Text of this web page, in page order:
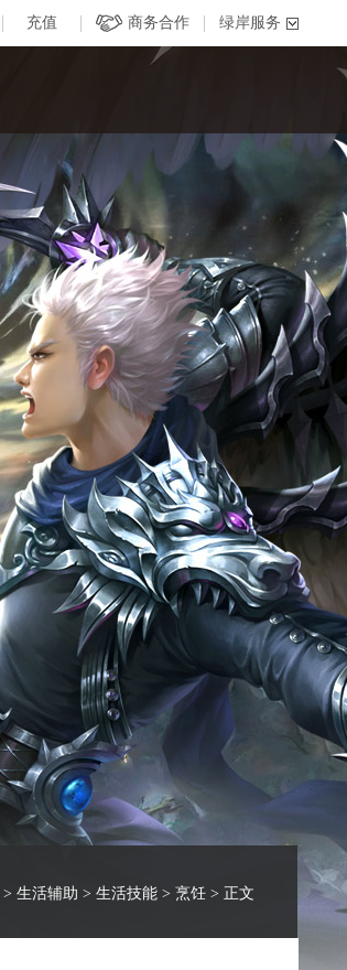
> 生活辅助 > 生活技能 > 烹饪 > 正文